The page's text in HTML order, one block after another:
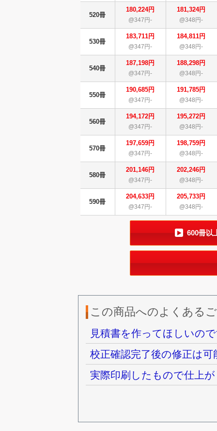
520冊
180,224円
@347円-
181,324円
@348円-
530冊
183,711円
@347円-
184,811円
@348円-
540冊
187,198円
@347円-
188,298円
@348円-
550冊
190,685円
@347円-
191,785円
@348円-
560冊
194,172円
@347円-
195,272円
@348円-
570冊
197,659円
@347円-
198,759円
@348円-
580冊
201,146円
@347円-
202,246円
@348円-
590冊
204,633円
@347円-
205,733円
@348円-
600冊以
この商品へのよくある
見積書を作ってほしいの
校正確認完了後の修正は
実際印刷したもので仕上